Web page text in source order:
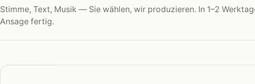
Stimme, Text, Musik — Sie wählen, wir produzieren. In 1–2
Ansage fertig.